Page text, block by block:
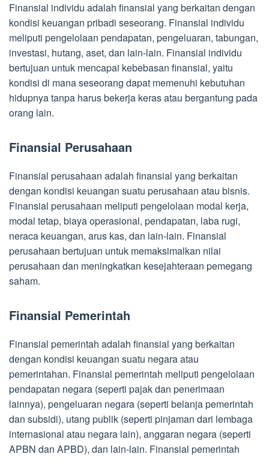
Finansial individu adalah finansial yang berkaitan dengan
kondisi keuangan pribadi seseorang. Finansial individu
meliputi pengelolaan pendapatan, pengeluaran, tabungan,
investasi, hutang, aset, dan lain-lain. Finansial individu
bertujuan untuk mencapai kebebasan finansial, yaitu
kondisi di mana seseorang dapat memenuhi kebutuhan
hidupnya tanpa harus bekerja keras atau bergantung pada
orang lain.
Finansial Perusahaan
Finansial perusahaan adalah finansial yang berkaitan
dengan kondisi keuangan suatu perusahaan atau bisnis.
Finansial perusahaan meliputi pengelolaan modal kerja,
modal tetap, biaya operasional, pendapatan, laba rugi,
neraca keuangan, arus kas, dan lain-lain. Finansial
perusahaan bertujuan untuk memaksimalkan nilai
perusahaan dan meningkatkan kesejahteraan pemegang
saham.
Finansial Pemerintah
Finansial pemerintah adalah finansial yang berkaitan
dengan kondisi keuangan suatu negara atau
pemerintahan. Finansial pemerintah meliputi pengelolaan
pendapatan negara (seperti pajak dan penerimaan
lainnya), pengeluaran negara (seperti belanja pemerintah
dan subsidi), utang publik (seperti pinjaman dari lembaga
internasional atau negara lain), anggaran negara (seperti
APBN dan APBD), dan lain-lain. Finansial pemerintah